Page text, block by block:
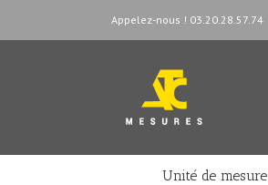
Appelez-nous ! 03.20.28.57.74
Unité de mesure